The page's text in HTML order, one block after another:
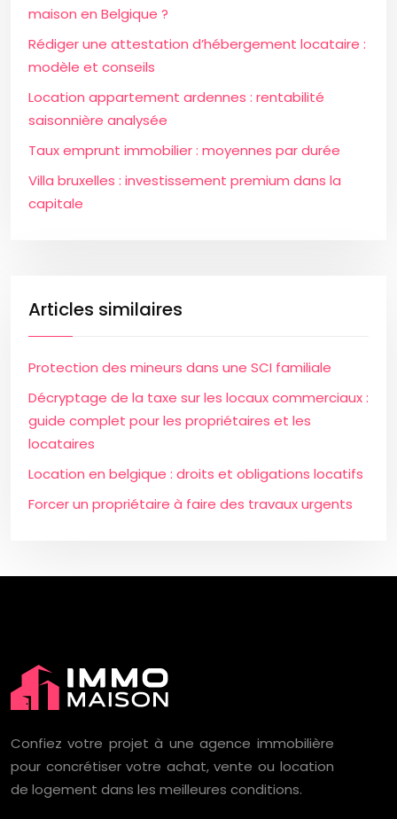
maison en Belgique ?
Rédiger une attestation d’hébergement locataire :
modèle et conseils
Location appartement ardennes : rentabilité
saisonnière analysée
Taux emprunt immobilier : moyennes par durée
Villa bruxelles : investissement premium dans la
capitale
Articles similaires
Protection des mineurs dans une SCI familiale
Décryptage de la taxe sur les locaux commerciaux :
guide complet pour les propriétaires et les
locataires
Location en belgique : droits et obligations locatifs
Forcer un propriétaire à faire des travaux urgents
Confiez votre projet à une agence immobilière
pour concrétiser votre achat, vente ou location
de logement dans les meilleures conditions.